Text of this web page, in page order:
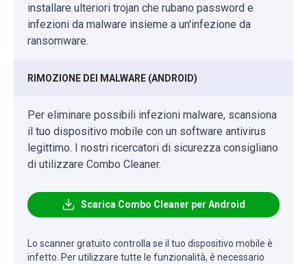
installare ulteriori trojan che rubano password e
infezioni da malware insieme a un'infezione da
ransomware.
RIMOZIONE DEI MALWARE (ANDROID)
Per eliminare possibili infezioni malware, scansiona
il tuo dispositivo mobile con un software antivirus
legittimo. I nostri ricercatori di sicurezza consigliano
di utilizzare Combo Cleaner.
Scarica Combo Cleaner per Android
Lo scanner gratuito controlla se il tuo dispositivo mobile è
infetto. Per utilizzare tutte le funzionalità, è necessario